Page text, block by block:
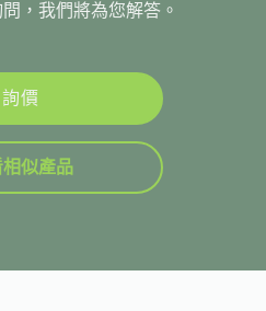
，我們將為您解答。
詢價
相似產品